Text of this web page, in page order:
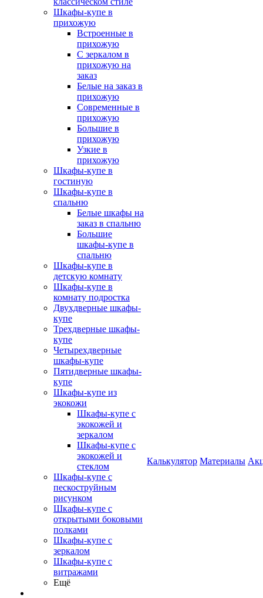
Шкафы-купе в
прихожую
Встроенные в
прихожую
С зеркалом в
прихожую на
заказ
Белые на заказ в
прихожую
Современные в
прихожую
Большие в
прихожую
Узкие в
прихожую
Шкафы-купе в
гостиную
Шкафы-купе в
спальню
Белые шкафы на
заказ в спальню
Большие
шкафы-купе в
спальню
Шкафы-купе в
детскую комнату
Шкафы-купе в
комнату подростка
Двухдверные шкафы-
купе
Трехдверные шкафы-
купе
Четырехдверные
шкафы-купе
Пятидверные шкафы-
купе
Шкафы-купе из
экокожи
Шкафы-купе с
экокожей и
зеркалом
Шкафы-купе с
экокожей и
стеклом
Шкафы-купе с
пескоструйным
рисунком
Шкафы-купе с
открытыми боковыми
полками
Шкафы-купе с
зеркалом
Шкафы-купе с
витражами
Ещё
Калькулятор Материалы